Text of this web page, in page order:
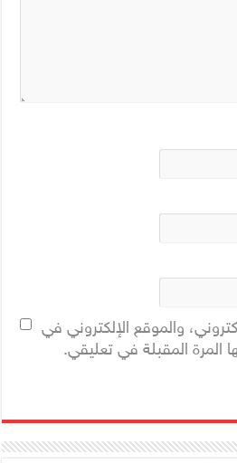
والموقع الإلكتروني في
المرة المقبلة في تعليقي.